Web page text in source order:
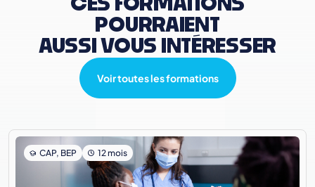
CES FORMATIONS
POURRAIENT
AUSSI VOUS INTÉRESSER
Voir toutes les formations
CAP, BEP 12 mois